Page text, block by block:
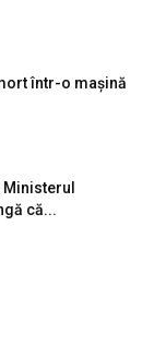
într-o mașină
că...